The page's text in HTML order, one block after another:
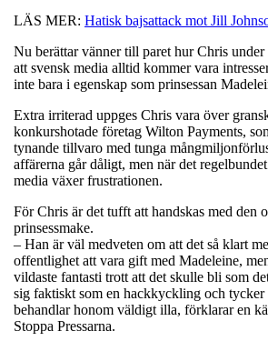
LÄS MER: Hatisk bajsattack mot Jill
Nu berättar vänner till paret hur Chris under
att svensk media alltid kommer vara
inte bara i egenskap som prinsessan
Extra irriterad uppges Chris vara över
konkurshotade företag Wilton Payments,
tynande tillvaro med tunga
affärerna går dåligt, men när det
media växer frustrationen.
För Chris är det tufft att handskas med den
prinsessmake.
– Han är väl medveten om att det så klart
offentlighet att vara gift med Madeleine,
vildaste fantasti trott att det skulle bli som
sig faktiskt som en hackkyckling och tycker
behandlar honom väldigt illa, förklarar en
Stoppa Pressarna.